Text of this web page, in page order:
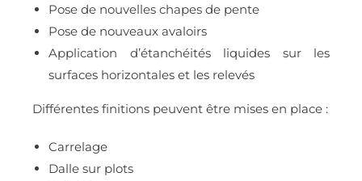
Pose de nouvelles chapes de pente
Pose de nouveaux avaloirs
Application d’étanchéités liquides sur les
surfaces horizontales et les relevés
Différentes finitions peuvent être mises en place :
Carrelage
Dalle sur plots